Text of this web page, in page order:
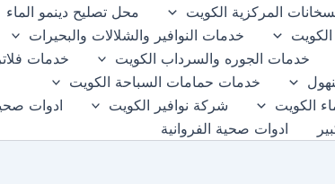
المركزية الكويت
محل تصليح دينمو الماء
خدمات النوافير والشلالات والبحيرات
خدمات الجوره والسرداب الكويت
خدمات
خدمات حمامات السباحة الكويت
الكويت
شركة نوافير الكويت
ادوات
ادوات صحية الفروانية